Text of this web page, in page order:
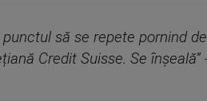
să se repete pornind
Credit Suisse. Se înșeală”